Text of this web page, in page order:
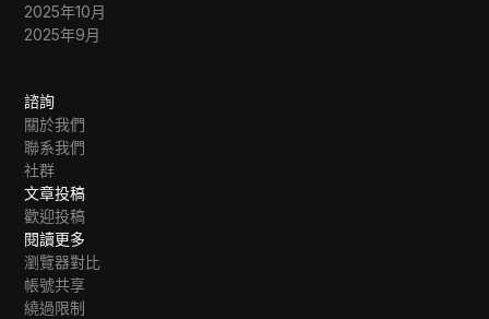
2025年10月
2025年9月
諮詢
關於我們
聯系我們
社群
文章投稿
歡迎投稿
閱讀更多
瀏覽器對比
帳號共享
繞過限制